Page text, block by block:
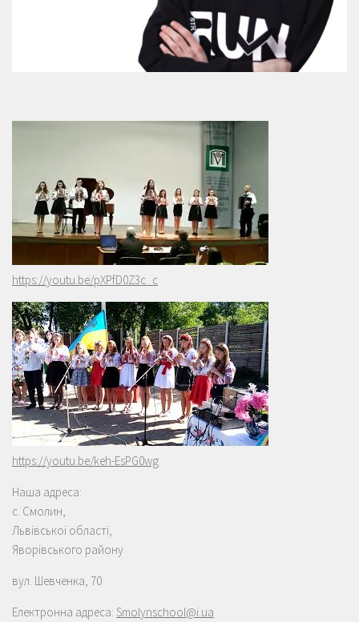
https://youtu.be/pXPfD0Z3c_c
https://youtu.be/keh-EsPG0wg
Наша адреса:
с. Смолин,
Львівcької області,
Яворівського району
вул. Шевченка, 70
Електронна адреса: Smolynschool@i.ua